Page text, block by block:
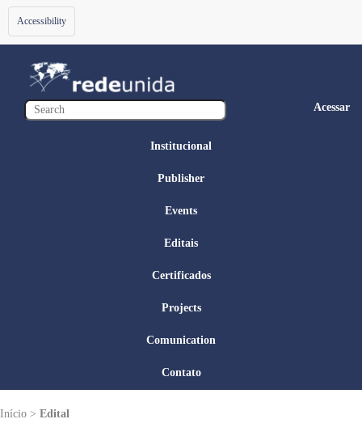
Toggle
navigation
Accessibility
Acessar
Institucional
Publisher
Events
Editais
Certificados
Projects
Comunication
Contato
Início > Edital